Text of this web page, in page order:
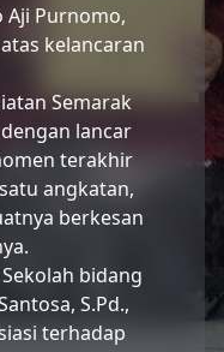
Aji Purnomo,
kelancaran
Semarak
lancar
terakhir
angkatan,
berkesan
bidang
S.Pd.,
terhadap